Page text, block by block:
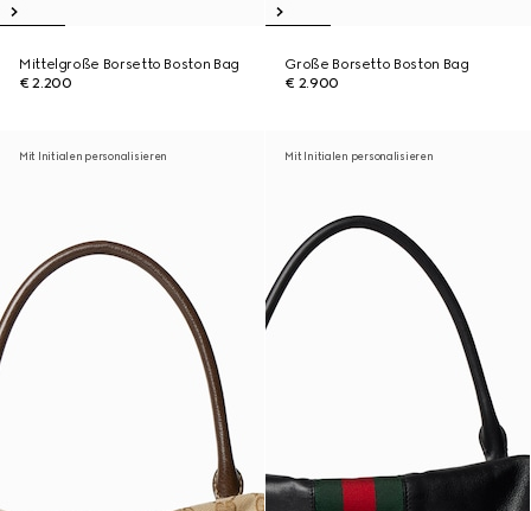
Mittelgroße Borsetto Boston Bag
€ 2.200
Große Borsetto Boston Bag
€ 2.900
Mit Initialen personalisieren Mit Initialen personalisieren